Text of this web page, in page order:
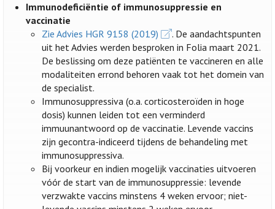
Immunodeficiëntie of immunosuppressie en
vaccinatie
Zie Advies HGR 9158 (2019)
. De aandachtspunten
uit het Advies werden besproken in Folia maart 2021.
De beslissing om deze patiënten te vaccineren en alle
modaliteiten errond behoren vaak tot het domein van
de specialist.
Immunosuppressiva (o.a. corticosteroïden in hoge
dosis) kunnen leiden tot een verminderd
immuunantwoord op de vaccinatie. Levende vaccins
zijn gecontra-indiceerd tijdens de behandeling met
immunosuppressiva.
Bij voorkeur en indien mogelijk vaccinaties uitvoeren
vóór de start van de immunosuppressie: levende
verzwakte vaccins minstens 4 weken ervoor; niet-